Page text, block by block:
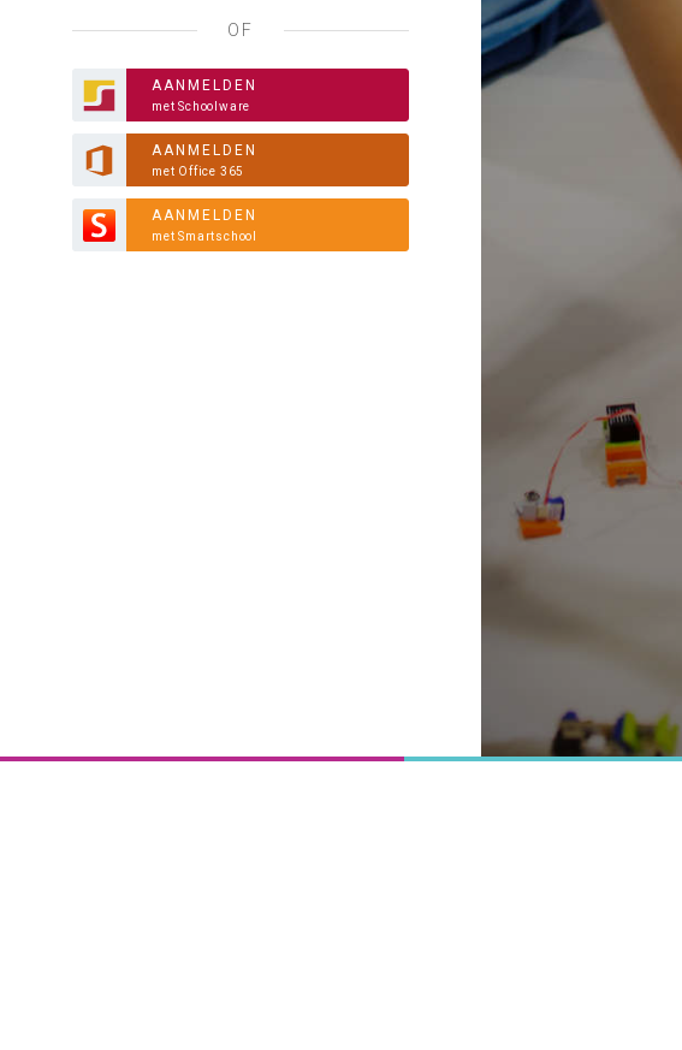
OF
AANMELDEN
met Schoolware
AANMELDEN
met Office 365
AANMELDEN
met Smartschool